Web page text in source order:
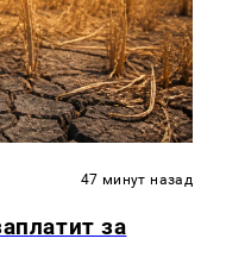
47 минут назад
за